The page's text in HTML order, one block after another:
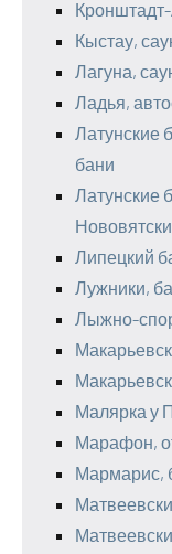
Кыстау,
Лагуна,
Ладья,
Латунские
бани
Латунские
Липецкий
Лужники,
Лыжно-
Малярка у
Марафон,
Мармарис,